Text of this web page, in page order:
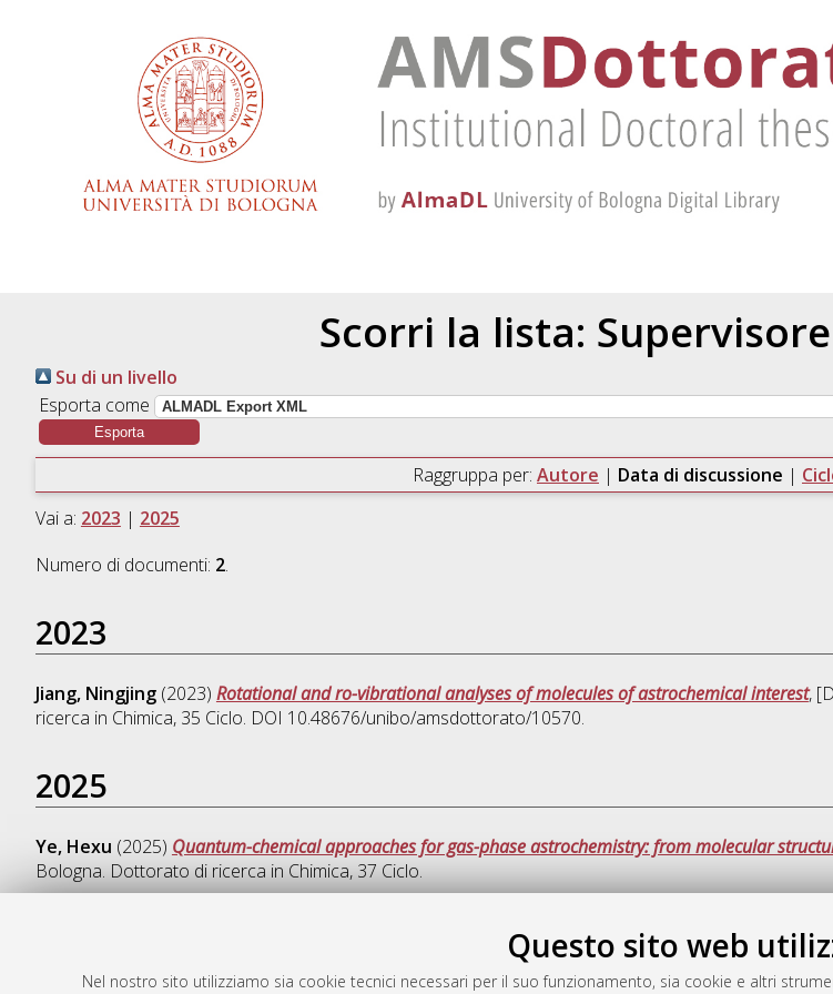
Questo sito web
Nel nostro sito utilizziamo sia cookie tecnici necessari per il suo funzionamento, sia cookie e altri
Scorri la lista:
Su di un livello
Esporta come
Raggruppa per: Autore | Data di discussione |
Vai a: 2023 | 2025
Numero di documenti: 2.
2023
Jiang, Ningjing(2023) Rotational and ro-vibrational analyses of molecules of astrochemical interest,
ricerca in Chimica, 35 Ciclo. DOI 10.48676/unibo/amsdottorato/10570.
2025
Ye, Hexu (2025) Quantum-chemical approaches for gas-phase astrochemistry: from molecular
Bologna. Dottorato di ricerca in Chimica, 37 Ciclo.
AMS Dottorato